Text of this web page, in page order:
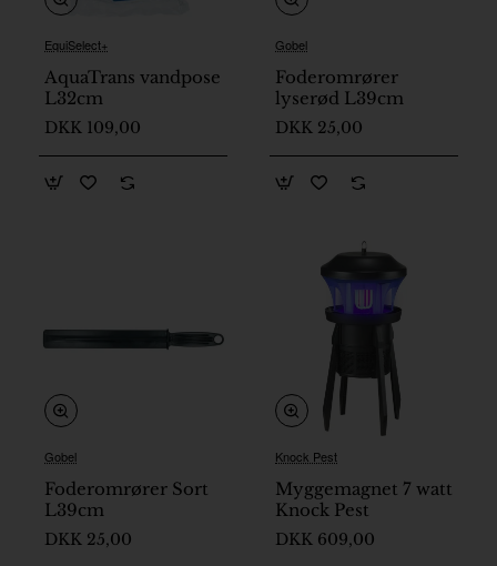
EquiSelect+
AquaTrans vandpose
L32cm
DKK 109,00
Gobel
Foderomrører
lyserød L39cm
DKK 25,00
Gobel
Foderomrører Sort
L39cm
DKK 25,00
Knock Pest
Myggemagnet 7 watt
Knock Pest
DKK 609,00